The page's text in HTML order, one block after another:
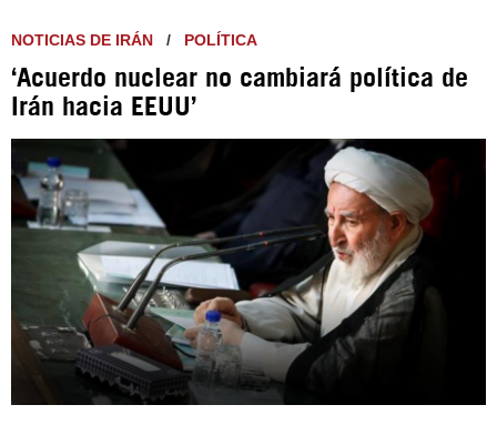
http://twitter.com/nexo_latino
https://t.me/hispantvcanal
https://urmedium.com/c/hispantv
Instagram como: hispan_tv
NOTICIAS DE IRÁN / POLÍTICA
‘Acuerdo nuclear no cambiará política de
Irán hacia EEUU’